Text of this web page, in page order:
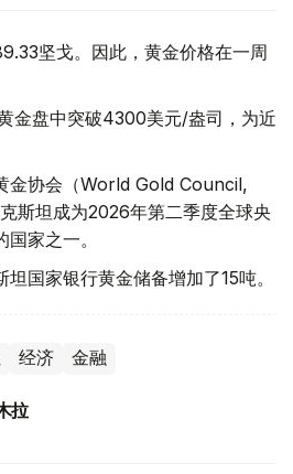
坚戈。因此，黄金价格在一周
金盘中突破4300美元/盎司，为近
金协会（World Gold Council,
斯坦成为2026年第二季度全球央
家之一。
国家银行黄金储备增加了15吨。
经济 金融
拉